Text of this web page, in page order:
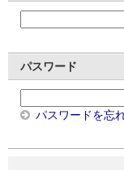
パスワード
パスワードを忘